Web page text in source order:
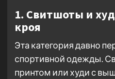
1. Свитшоты и
кроя
Эта категория давно
спортивной одежды.
принтом или худи с